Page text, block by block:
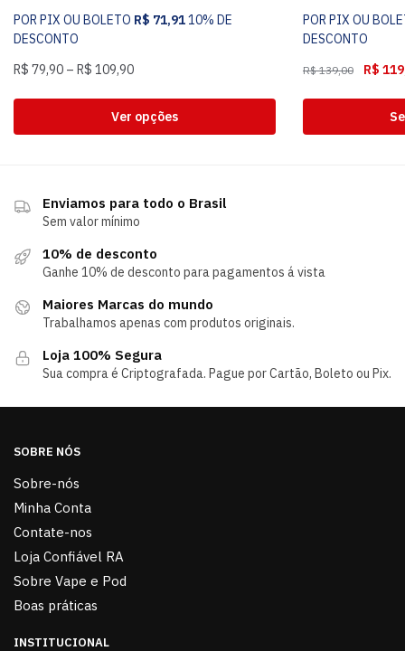
POR PIX OU BOLETO R$ 71,9110% DE
DESCONTO
R$ 79,90 – R$ 109,90
Ver opções
POR PIX OU
DESCONTO
R$139,00 R$
Enviamos para todo o Brasil
Sem valor mínimo
10% de desconto
Ganhe 10% de desconto para pagamentos á vista
Maiores Marcas do mundo
Trabalhamos apenas com produtos originais.
Loja 100% Segura
Sua compra é Criptografada. Pague por Cartão, Boleto ou Pix.
SOBRE NÓS
Sobre-nós
Minha Conta
Contate-nos
Loja Confiável RA
Sobre Vape e Pod
Boas práticas
INSTITUCIONAL